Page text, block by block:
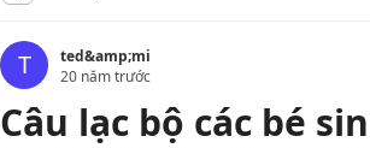
T
ted&amp;mi
20 năm trước
Câu lạc bộ các bé